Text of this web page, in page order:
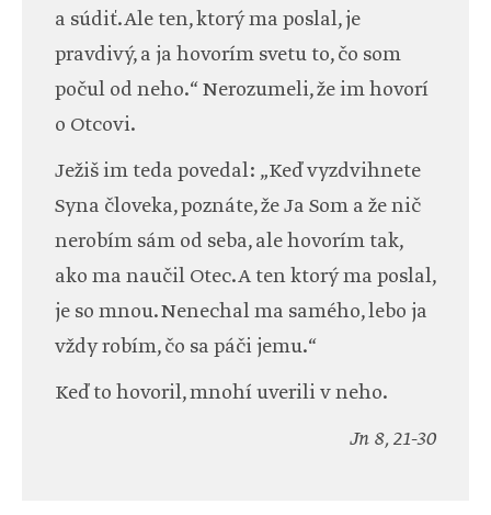
a súdiť. Ale ten, ktorý ma poslal, je
pravdivý, a ja hovorím svetu to, čo som
počul od neho.“ Nerozumeli, že im hovorí
o Otcovi.
Ježiš im teda povedal: „Keď vyzdvihnete
Syna človeka, poznáte, že Ja Som a že nič
nerobím sám od seba, ale hovorím tak,
ako ma naučil Otec. A ten ktorý ma poslal,
je so mnou. Nenechal ma samého, lebo ja
vždy robím, čo sa páči jemu.“
Keď to hovoril, mnohí uverili v neho.
Jn 8, 21-30